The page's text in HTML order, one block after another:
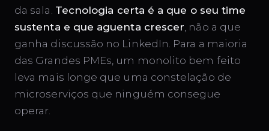
da sala. Tecnologia certa é a que o seu time
sustenta e que aguenta crescer, não a que
ganha discussão no LinkedIn. Para a maioria
das Grandes PMEs, um monolito bem feito
leva mais longe que uma constelação de
microserviços que ninguém consegue
operar.